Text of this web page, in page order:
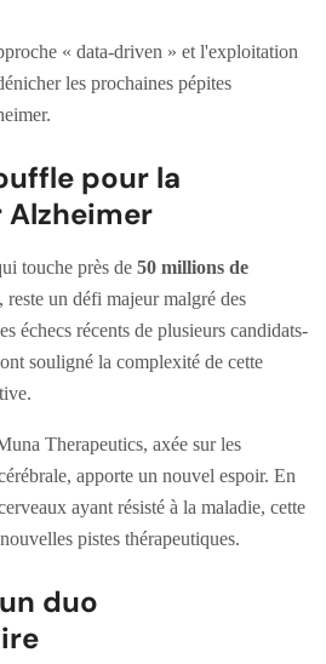
« data-driven » et l'exploitation
les prochaines pépites
pour la
touche près de 50 millions de
reste un défi majeur malgré des
échecs récents de plusieurs candidats-
souligné la complexité de cette
Therapeutics, axée sur les
apporte un nouvel espoir. En
ayant résisté à la maladie, cette
pistes thérapeutiques.
duo